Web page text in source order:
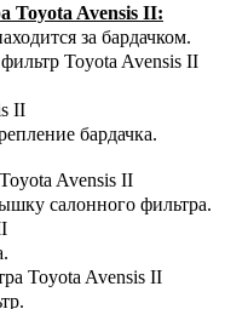
Toyota Avensis II:
за бардачком.
бардачка.
салонного фильтра.